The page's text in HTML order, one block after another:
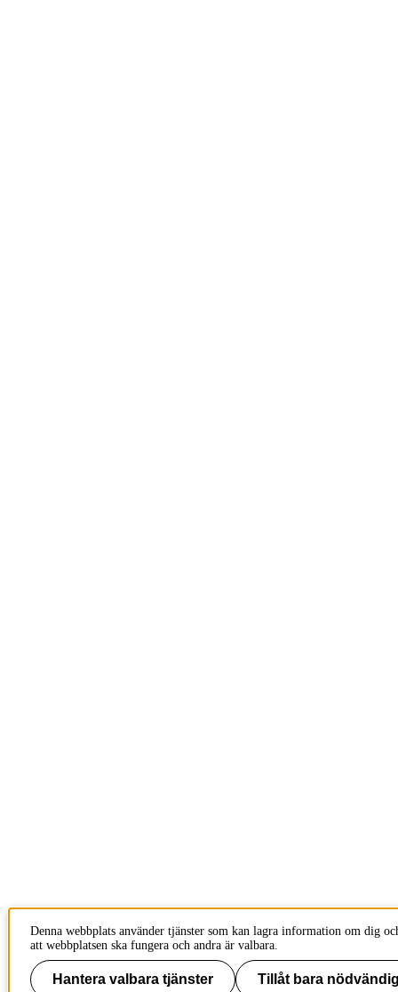
Denna webbplats använder tjänster som kan lagra information om dig
att webbplatsen ska fungera och andra är valbara.
Hantera valbara tjänster Tillåt bara